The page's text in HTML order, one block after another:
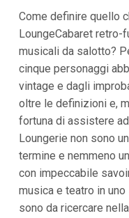
i
p
l
i
a
i
l
M
n
ù
r
i
Come definire quello
LoungeCabaret
musicali da salotto?
cinque personaggi
vintage e dagli
oltre le definizioni e,
fortuna di assistere
Loungerie non sono
termine e nemmeno
con impeccabile
musica e teatro in
sono da ricercare